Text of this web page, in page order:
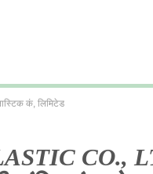
कं, लिमिटेड
CO.,